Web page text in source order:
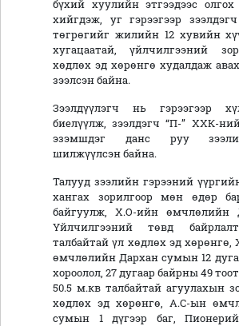
бүхий хуулийн этгээдээс
хийгдэж, уг гэрээгээр
төгрөгийг жилийн 12 хувийн
хугацаатай, үйлчилгээний
хөдлөх эд хөрөнгө худалдаж
зээлсэн байна.
Зээлдүүлэгч нь гэрээгээр
биелүүлж, зээлдэгч “П-” ХХК-
эзэмшдэг данс руу
шилжүүлсэн байна.
Талууд зээлийн гэрээний
хангах зорилгоор мөн өдөр
байгуулж, Х.О-ийн өмчлөлийн
Үйлчилгээний төвд
талбайтай үл хөдлөх эд
өмчлөлийн Дархан сумын 12
хороолол, 27 дугаар байрны 49
50.5 м.кв талбайтай агуулахын
хөдлөх эд хөрөнгө, А.С-ын
сумын 1 дүгээр баг,